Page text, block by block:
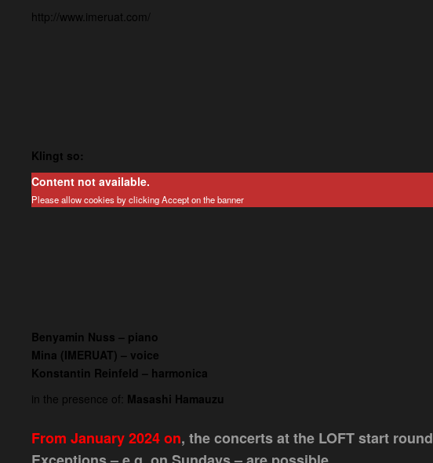
http://www.imeruat.com/
Klingt so:
Content not available.
Please allow cookies by clicking Accept on the banner
Benyamin Nuss – piano
Mina (IMERUAT) – voice
Konstantin Reinfeld – harmonica
in the presence of: Masashi Hamauzu
From January 2024 on, the concerts at the LOFT start round